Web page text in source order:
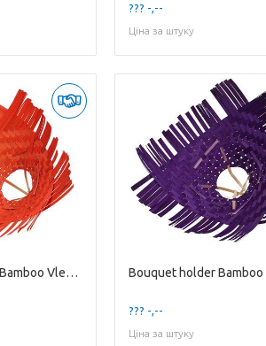
??? -,--
Ціна за штуку
Bouquet holder Bamboo Vlecht D30cm
??? -,--
Ціна за штуку